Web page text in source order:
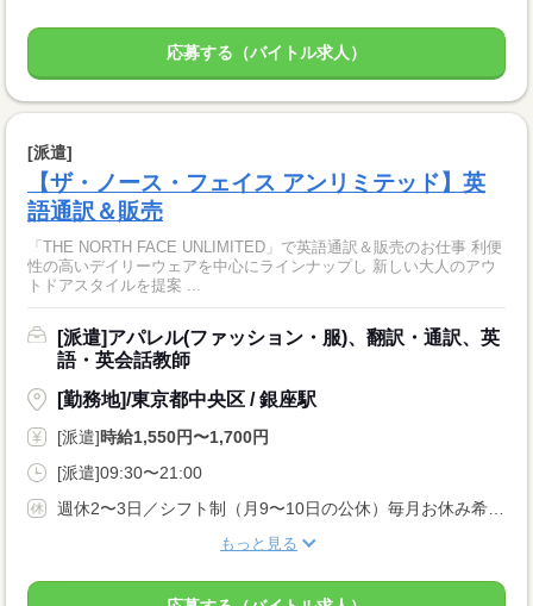
応募する（バイトル求人）
[派遣]
【ザ・ノース・フェイス アンリミテッド】英
語通訳＆販売
「THE NORTH FACE UNLIMITED」で英語通訳＆販売のお仕事 利便
性の高いデイリーウェアを中心にラインナップし 新しい大人のアウ
トドアスタイルを提案 ...
[派遣]アパレル(ファッション・服)、翻訳・通訳、英
語・英会話教師
[勤務地]/東京都中央区 / 銀座駅
[派遣]時給1,550円〜1,700円
[派遣]09:30〜21:00
もっと見る